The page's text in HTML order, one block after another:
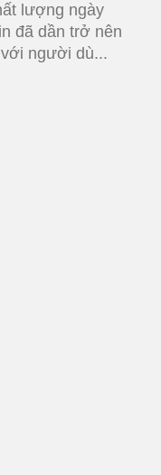
lượng ngày
đã dần trở nên
người dù...